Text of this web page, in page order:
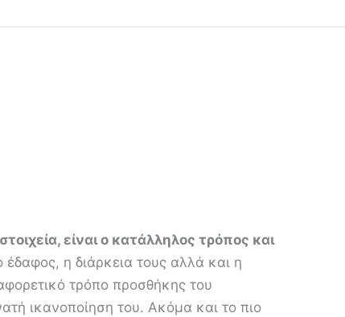
είναι ο κατάλληλος τρόπος και
η διάρκεια τους αλλά και η
τρόπο προσθήκης του
ικανοποίηση του. Ακόμα και το πιο